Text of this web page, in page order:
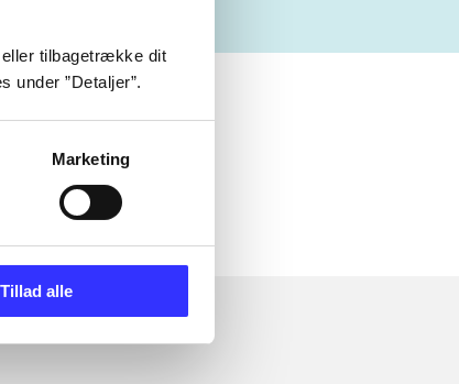
tilbagetrække dit
under ”Detaljer”.
Marketing
Tillad alle